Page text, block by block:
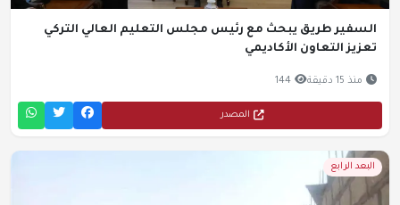
السفير طريق يبحث مع رئيس مجلس التعليم العالي التركي
تعزيز التعاون الأكاديمي
منذ 15 دقيقة 144
المصدر
البعد الرابع